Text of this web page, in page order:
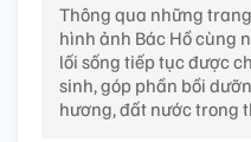
Thông qua những
hình ảnh Bác Hồ cùng
lối sống tiếp tục được
sinh, góp phần bồi
hương, đất nước trong